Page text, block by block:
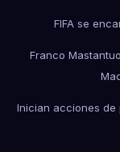
FIFA se
Franco
Inician acciones